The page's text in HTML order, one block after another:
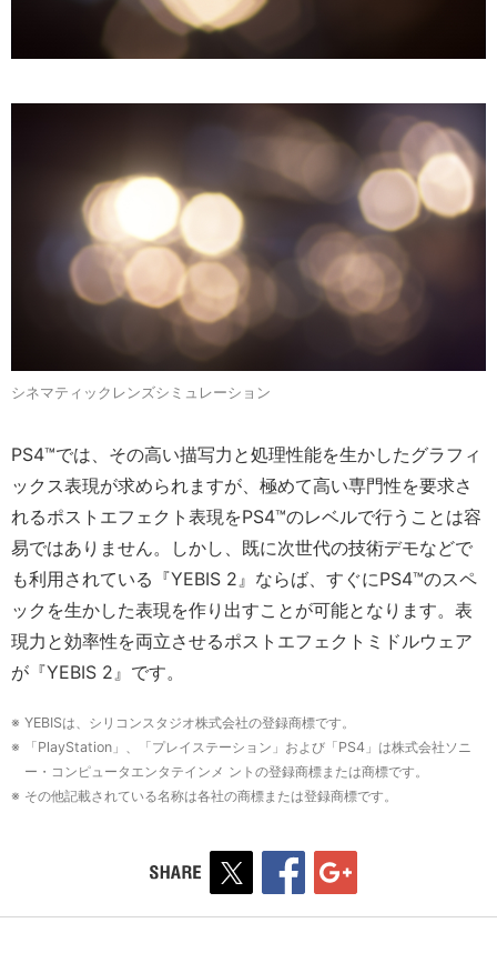
シネマティックレンズシミュレーション
PS4™では、その高い描写力と処理性能を生かしたグラフィ
ックス表現が求められますが、極めて高い専門性を要求さ
れるポストエフェクト表現をPS4™のレベルで行うことは容
易ではありません。しかし、既に次世代の技術デモなどで
も利用されている『YEBIS 2』ならば、すぐにPS4™のスペ
ックを生かした表現を作り出すことが可能となります。表
現力と効率性を両立させるポストエフェクトミドルウェア
が『YEBIS 2』です。
※ YEBISは、シリコンスタジオ株式会社の登録商標です。
※ 「PlayStation」、「プレイステーション」および「PS4」は株式会社ソニ
ー・コンピュータエンタテインメ ントの登録商標または商標です。
※ その他記載されている名称は各社の商標または登録商標です。